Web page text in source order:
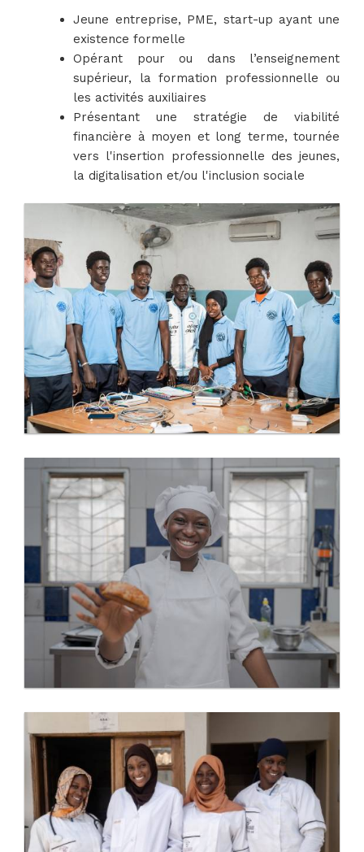
Jeune entreprise, PME, start-up ayant une
existence formelle​
Opérant pour ou dans l’enseignement
supérieur, la formation professionnelle ou
les activités auxiliaires​
Présentant une stratégie de viabilité
financière à moyen et long terme, tournée
vers l'insertion professionnelle des jeunes,
la digitalisation et/ou l'inclusion sociale​